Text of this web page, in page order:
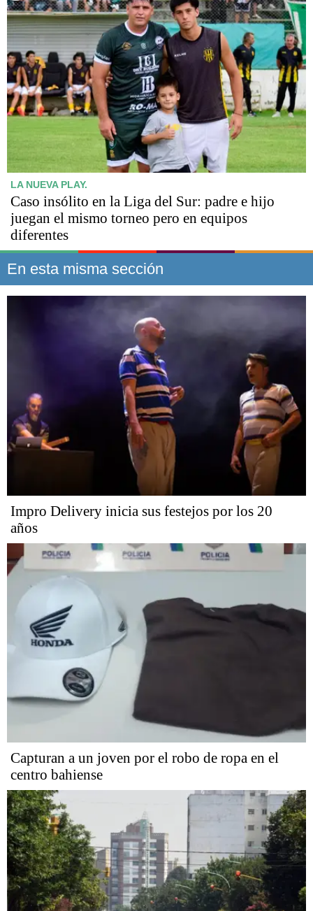
LA NUEVA PLAY.
Caso insólito en la Liga del Sur: padre e hijo
juegan el mismo torneo pero en equipos
diferentes
En esta misma sección
Impro Delivery inicia sus festejos por los 20
años
Capturan a un joven por el robo de ropa en el
centro bahiense